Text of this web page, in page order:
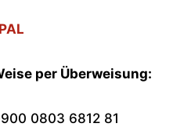
per Überweisung:
0803 6812 81